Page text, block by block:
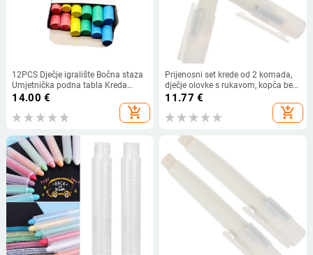
12PCS Dječje igralište Bočna staza
Umjetnička podna tabla Kreda
Grafiti Uredski pribor Pribor
14.00 €
add_shopping_cart
Prijenosni set krede od 2 komada,
dječje olovke s rukavom, kopča bez
prašine, plastični držač za pohranu,
11.77 €
add_shopping_cart